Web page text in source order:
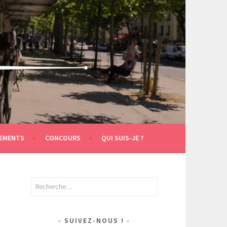
CONCOURS QUI SUIS-JE ?
Rechercher :
SUIVEZ-NOUS !